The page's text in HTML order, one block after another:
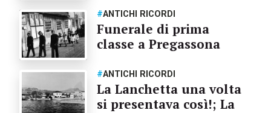
#ANTICHI RICORDI
Funerale di prima
classe a Pregassona
#ANTICHI RICORDI
La Lanchetta una volta
si presentava così!; La